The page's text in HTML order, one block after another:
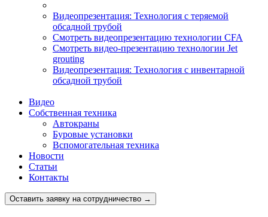
Видеопрезентация: Технология с теряемой
обсадной трубой
Смотреть видеопрезентацию технологии CFA
Смотреть видео-презентацию технологии Jet
grouting
Видеопрезентация: Технология с инвентарной
обсадной трубой
Видео
Собственная техника
Автокраны
Буровые установки
Вспомогательная техника
Новости
Статьи
Контакты
Оставить заявку на сотрудничество →